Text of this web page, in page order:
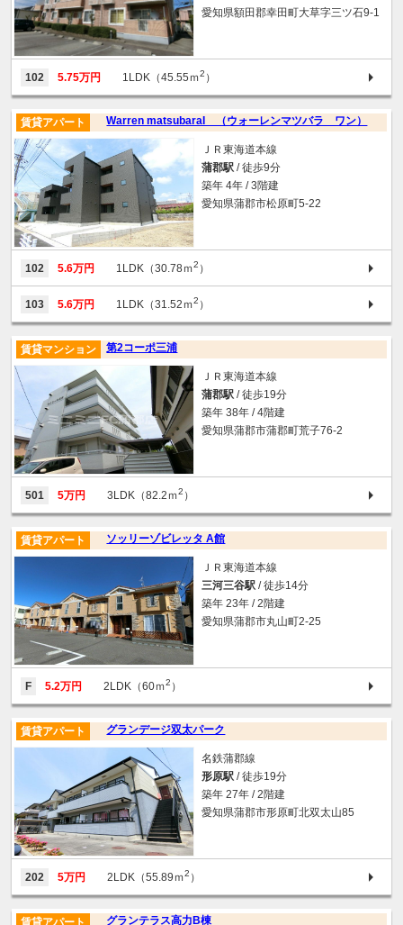
愛知県額田郡幸田町大草字三ツ石9-1
102 5.75万円 1LDK（45.55ｍ2 ）
Warren matsubaraI （ウォーレンマツバラ ワン）
賃貸アパート
ＪＲ東海道本線
蒲郡駅 / 徒歩9分
築年 4年 / 3階建
愛知県蒲郡市松原町5-22
102 5.6万円 1LDK（30.78ｍ2 ）
103 5.6万円 1LDK（31.52ｍ2 ）
第2コーポ三浦
賃貸マンション
ＪＲ東海道本線
蒲郡駅 / 徒歩19分
築年 38年 / 4階建
愛知県蒲郡市蒲郡町荒子76-2
501 5万円 3LDK（82.2ｍ2 ）
ソッリーゾビレッタ A館
賃貸アパート
ＪＲ東海道本線
三河三谷駅 / 徒歩14分
築年 23年 / 2階建
愛知県蒲郡市丸山町2-25
F 5.2万円 2LDK（60ｍ2 ）
グランデージ双太パーク
賃貸アパート
名鉄蒲郡線
形原駅 / 徒歩19分
築年 27年 / 2階建
愛知県蒲郡市形原町北双太山85
202 5万円 2LDK（55.89ｍ2 ）
グランテラス高力B棟
賃貸アパート